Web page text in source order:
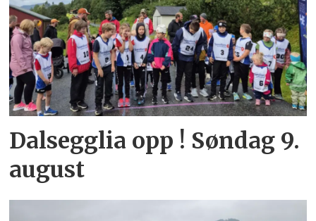
Dalsegglia opp ! Søndag 9.
august